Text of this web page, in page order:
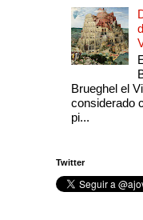
Brueghel el
considerado
pi...
Twitter